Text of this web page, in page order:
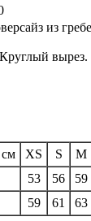
из
вырез.
см XS S M
53 56 59
59 61 63